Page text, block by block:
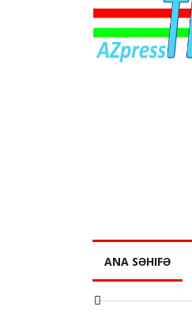
ANA SƏHIFƏ